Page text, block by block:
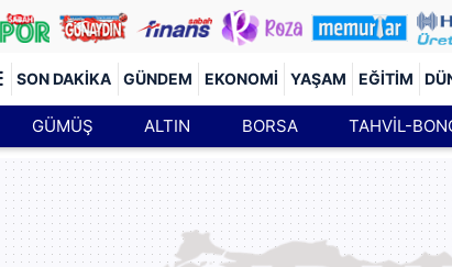
SON DAKIKA GÜNDEM EKONOMI YAŞAM EĞITIM
GÜMÜŞ ALTIN BORSA TAHVİL-